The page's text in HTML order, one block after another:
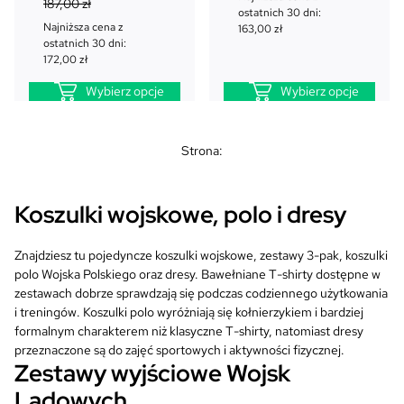
7
8
0
0
0
ł
.
187,00zł
e
r
w
o
t
a
y
n
o
s
i
ł
:
t
u
a
l
n
w
n
o
s
i
:
1
2
Najniższa cena z
ostatnich 30 dni:
172,00zł
Wybierz opcje
r
w
n
a
y
o
s
i
ł
a
:
1
u
a
a
c
n
s
i
:
1
6
3
,
ostatnich 30 dni:
163,00zł
Wybierz opcje
Strona:
Koszulki wojskowe, polo i dresy
Znajdziesz tu pojedyncze koszulki wojskowe, zestawy 3-pak, koszulki
polo Wojska Polskiego oraz dresy. Bawełniane T-shirty dostępne w
zestawach dobrze sprawdzają się podczas codziennego użytkowania
i treningów. Koszulki polo wyróżniają się kołnierzykiem i bardziej
formalnym charakterem niż klasyczne T-shirty, natomiast dresy
przeznaczone są do zajęć sportowych i aktywności fizycznej.
Zestawy wyjściowe Wojsk